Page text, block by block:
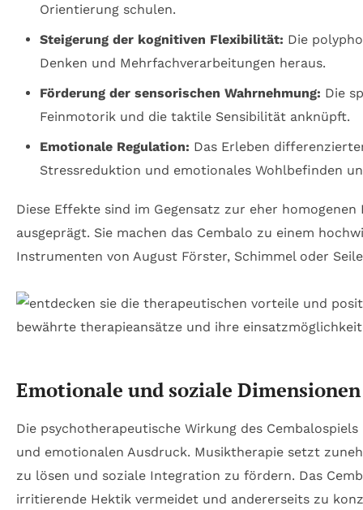
Orientierung schulen.
Steigerung der kognitiven Flexibilität: Die
Denken und Mehrfachverarbeitungen heraus.
Förderung der sensorischen Wahrnehmung: Die
Feinmotorik und die taktile Sensibilität anknüpft.
Emotionale Regulation: Das Erleben
Stressreduktion und emotionales Wohlbefinden
Diese Effekte sind im Gegensatz zur eher
ausgeprägt. Sie machen das Cembalo zu einem
Instrumenten von August Förster, Schimmel oder
Emotionale und soziale
Die psychotherapeutische Wirkung des
und emotionalen Ausdruck. Musiktherapie setzt
zu lösen und soziale Integration zu fördern. Das
irritierende Hektik vermeidet und andererseits zu